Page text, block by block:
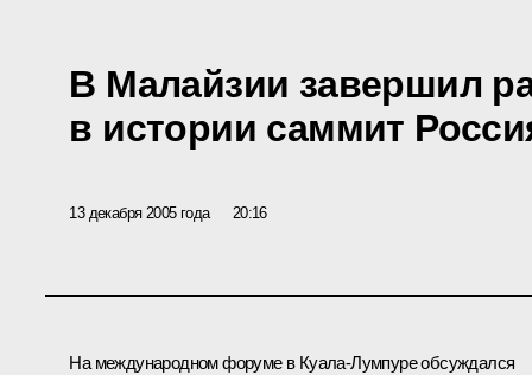
В Малайзии завершил
в истории саммит
13 декабря 2005 года 20:16
На международном форуме в Куала-Лумпуре обсуждался